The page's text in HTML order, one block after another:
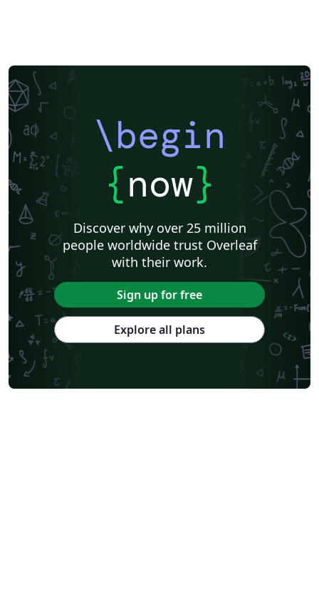
\begin
{now}
Discover why over 25 million
people worldwide trust Overleaf
with their work.
Sign up for free
Explore all plans